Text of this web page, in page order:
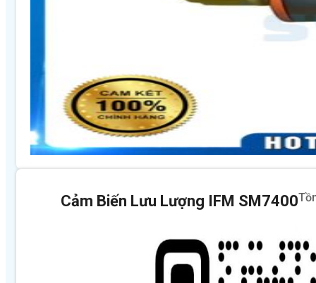
Cảm Biến Lưu Lượng IFM SM7400